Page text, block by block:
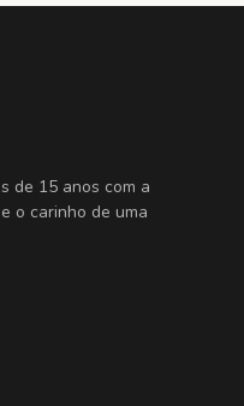
de 15 anos com a
o carinho de uma